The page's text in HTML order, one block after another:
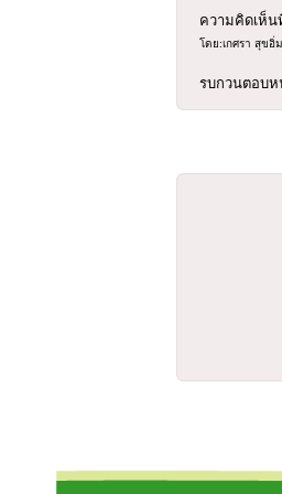
ความคิดเห็น
โดย:เกศรา สุขอิ่ม
รบกวนตอบ